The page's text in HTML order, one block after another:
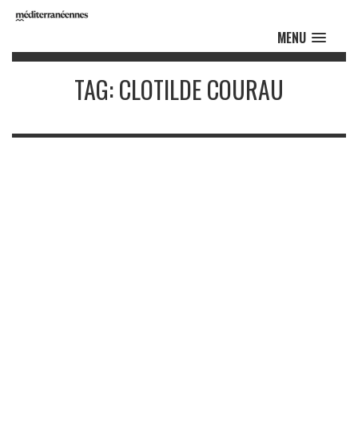
MENU
TAG: CLOTILDE COURAU